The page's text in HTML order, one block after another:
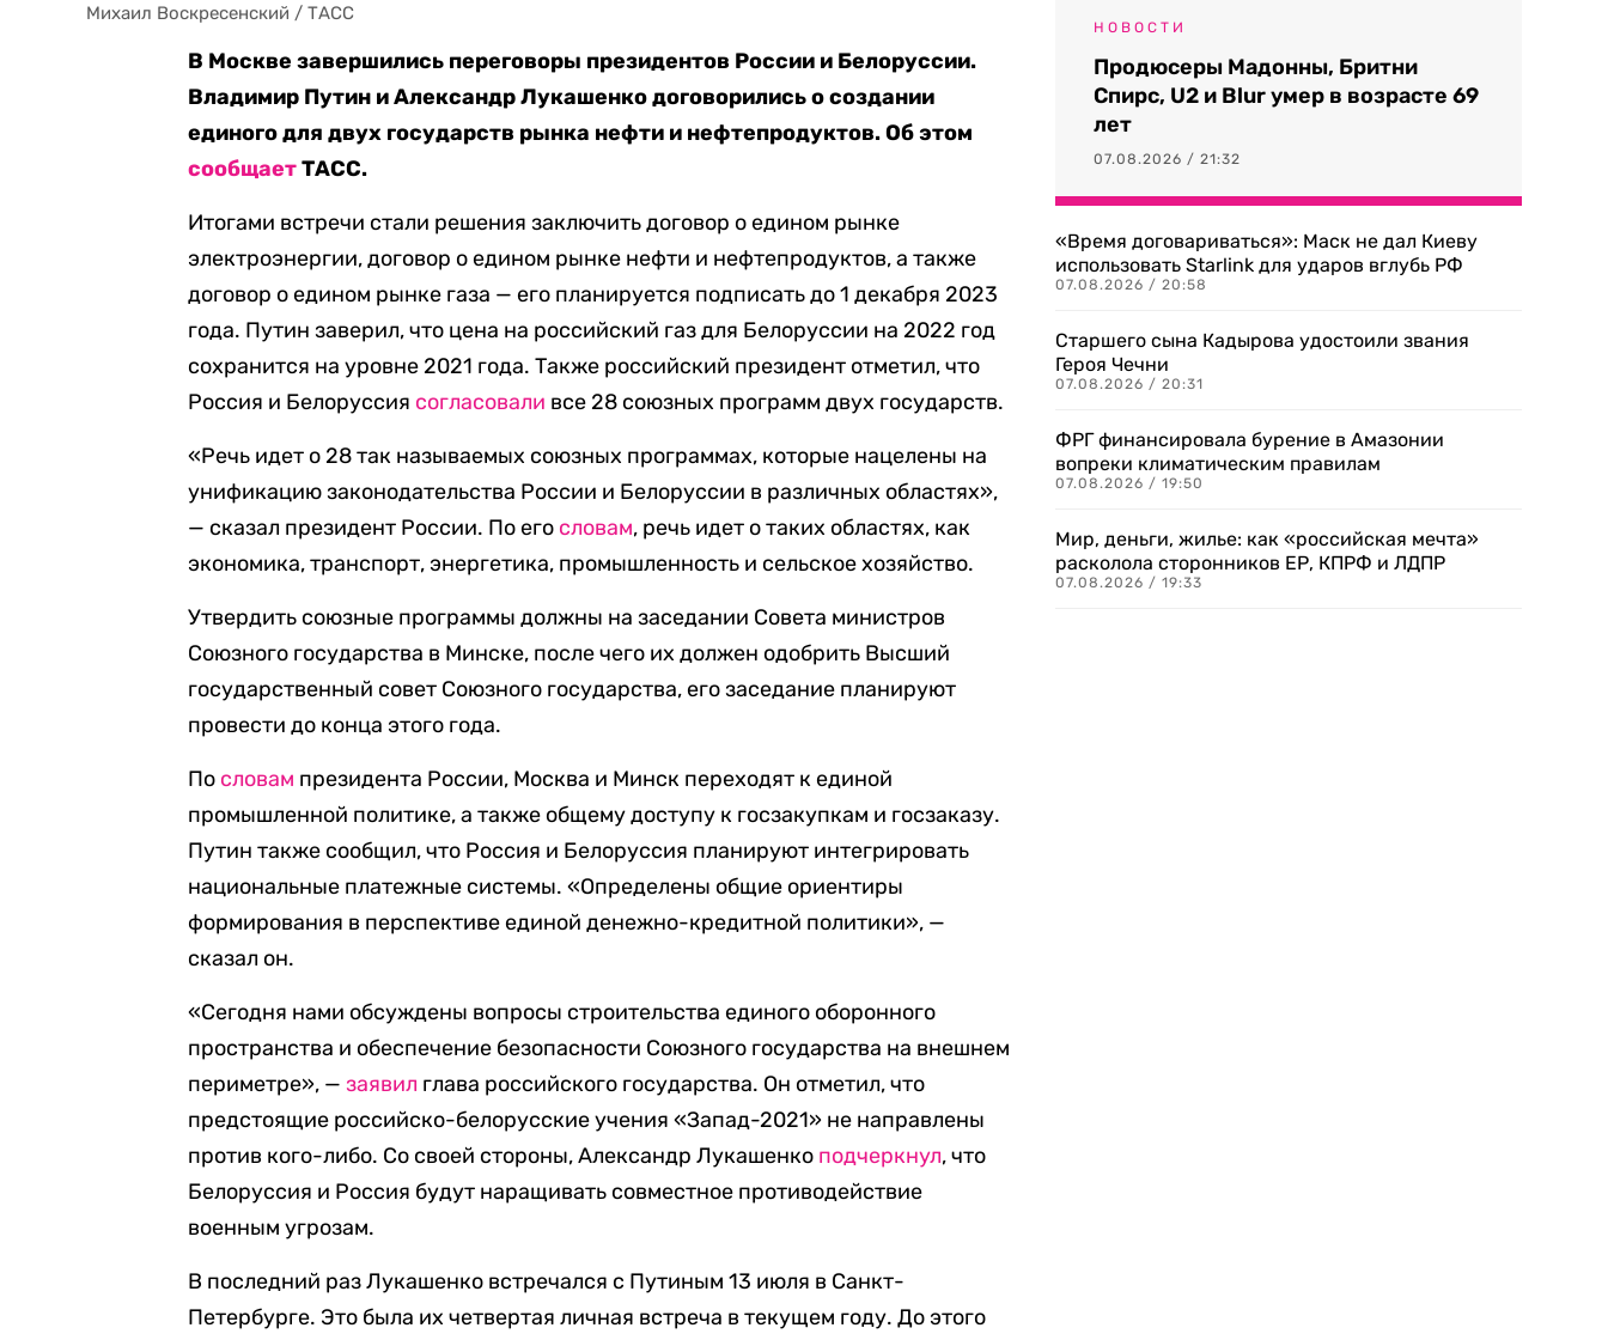
Михаил Воскресенский / ТАСС
В Москве завершились переговоры президентов России и Белоруссии.
Владимир Путин и Александр Лукашенко договорились о создании
единого для двух государств рынка нефти и нефтепродуктов. Об этом
сообщаетТАСС.
Итогами встречи стали решения заключить договор о едином рынке
электроэнергии, договор о едином рынке нефти и нефтепродуктов, а также
договор о едином рынке газа — его планируется подписать до 1 декабря 2023
года. Путин заверил, что цена на российский газ для Белоруссии на 2022 год
сохранится на уровне 2021 года. Также российский президент отметил, что
Россия и Белоруссия согласовали все 28 союзных программ двух государств.
«Речь идет о 28 так называемых союзных программах, которые нацелены на
унификацию законодательства России и Белоруссии в различных областях»,
— сказал президент России. По его словам, речь идет о таких областях, как
экономика, транспорт, энергетика, промышленность и сельское хозяйство.
Утвердить союзные программы должны на заседании Совета министров
Союзного государства в Минске, после чего их должен одобрить Высший
государственный совет Союзного государства, его заседание планируют
провести до конца этого года.
По словам президента России, Москва и Минск переходят к единой
промышленной политике, а также общему доступу к госзакупкам и госзаказу.
Путин также сообщил, что Россия и Белоруссия планируют интегрировать
национальные платежные системы. «Определены общие ориентиры
формирования в перспективе единой денежно-кредитной политики», —
сказал он.
«Сегодня нами обсуждены вопросы строительства единого оборонного
пространства и обеспечение безопасности Союзного государства на внешнем
периметре», —заявил глава российского государства. Он отметил, что
предстоящие российско-белорусские учения «Запад-2021» не направлены
против кого-либо. Со своей стороны, Александр Лукашенко подчеркнул, что
Белоруссия и Россия будут наращивать совместное противодействие
военным угрозам.
В последний раз Лукашенко встречался с Путиным 13 июля в Санкт-
Петербурге. Это была их четвертая личная встреча в текущем году. До этого
НОВОСТИ
Продюсеры Мадонны, Бритни
Спирс, U2 и Blur умер в возрасте 69
лет
07.08.2026 / 21:32
«Время договариваться»: Маск не дал Киеву
использовать Starlink для ударов вглубь РФ
07.08.2026 / 20:58
Старшего сына Кадырова удостоили звания
Героя Чечни
07.08.2026 / 20:31
ФРГ финансировала бурение в Амазонии
вопреки климатическим правилам
07.08.2026 / 19:50
Мир, деньги, жилье: как «российская мечта»
расколола сторонников ЕР, КПРФ и ЛДПР
07.08.2026 / 19:33